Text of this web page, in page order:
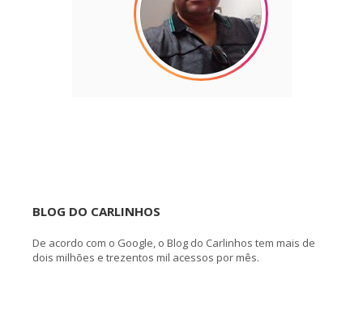
BLOG DO CARLINHOS
De acordo com o Google, o Blog do Carlinhos tem mais de
dois milhões e trezentos mil acessos por mês.